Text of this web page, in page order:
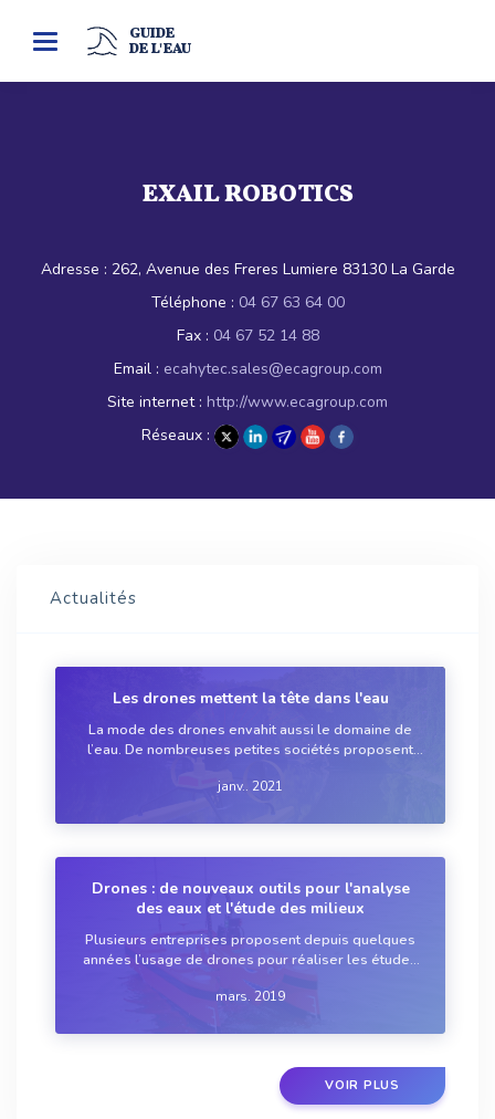
Toggle
GUIDE
DE L'EAU
EXAIL ROBOTICS
Adresse : 262, Avenue des Freres Lumiere 83130 La Garde
Téléphone : 04 67 63 64 00
Fax : 04 67 52 14 88
Email : ecahytec.sales@ecagroup.com
Site internet : http://www.ecagroup.com
Réseaux :
Actualités
Les drones mettent la tête dans l'eau
La mode des drones envahit aussi le domaine de
l’eau. De nombreuses petites sociétés proposent
Avec en promesse, des gains de temps dans les
janv.. 2021
Drones : de nouveaux outils pour l'analyse
des eaux et l'étude des milieux
Plusieurs entreprises proposent depuis quelques
années l’usage de drones pour réaliser les études
continental, pour l’analyse, la mesure ou
mars. 2019
VOIR PLUS